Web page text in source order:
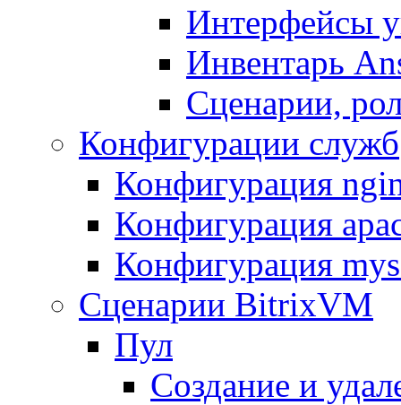
Интерфейсы
Инвентарь
Сценарии,
Конфигурации служб
Конфигурация
Конфигурация
Конфигурация
Сценарии BitrixVM
Пул
Создание и